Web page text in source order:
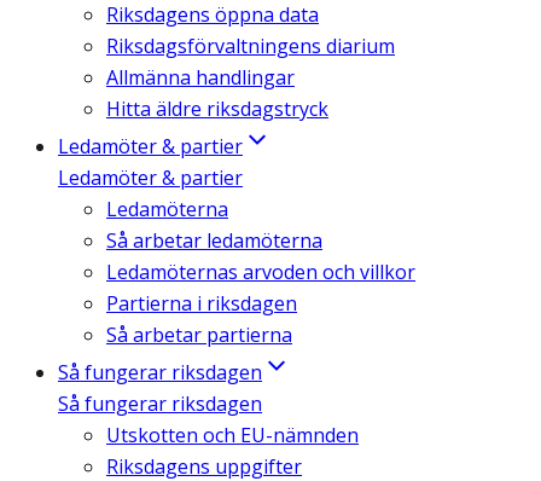
Riksdagens öppna data
Riksdagsförvaltningens diarium
Allmänna handlingar
Hitta äldre riksdagstryck
Ledamöter & partier
Ledamöter & partier
Ledamöterna
Så arbetar ledamöterna
Ledamöternas arvoden och villkor
Partierna i riksdagen
Så arbetar partierna
Så fungerar riksdagen
Så fungerar riksdagen
Utskotten och EU-nämnden
Riksdagens uppgifter